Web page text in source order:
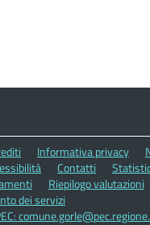
Informativa privacy
Contatti
Riepilogo valutazioni
dei servizi